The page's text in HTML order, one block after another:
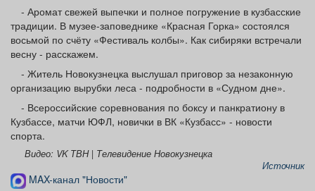
- Аромат свежей выпечки и полное погружение в кузбасские
традиции. В музее-заповеднике «Красная Горка» состоялся
восьмой по счёту «Фестиваль колбы». Как сибиряки встречали
весну - расскажем.
- Житель Новокузнецка выслушал приговор за незаконную
организацию вырубки леса - подробности в «Судном дне».
- Всероссийские соревнования по боксу и панкратиону в
Кузбассе, матчи ЮФЛ, новички в ВК «Кузбасс» - новости
спорта.
Видео: VK ТВН | Телевидение Новокузнецка
Источник
MAX-канал "Новости"